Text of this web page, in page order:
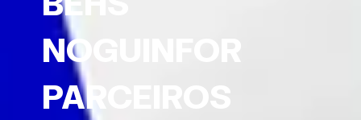
NOGUINFOR
PARCEIROS